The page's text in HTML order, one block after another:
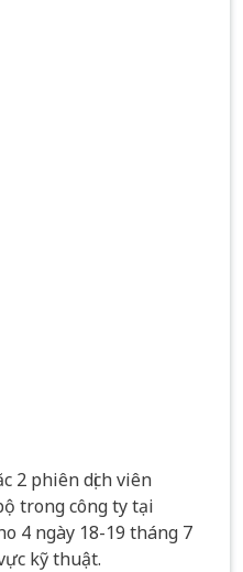
2 phiên dịch viên
trong công ty tại
4 ngày 18-19 tháng 7
kỹ thuật.